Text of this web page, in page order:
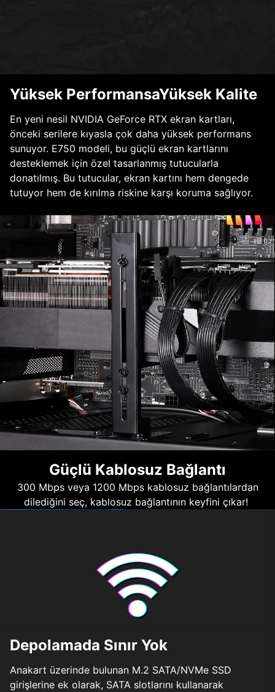
Yüksek PerformansaYüksek Kalite
En yeni nesil NVIDIA GeForce RTX ekran kartları,
önceki serilere kıyasla çok daha yüksek performans
sunuyor. E750 modeli, bu güçlü ekran kartlarını
desteklemek için özel tasarlanmış tutucularla
donatılmış. Bu tutucular, ekran kartını hem dengede
tutuyor hem de kırılma riskine karşı koruma sağlıyor.
Güçlü Kablosuz Bağlantı
300 Mbps veya 1200 Mbps kablosuz bağlantılardan
dilediğini seç, kablosuz bağlantının keyfini çıkar!
Depolamada Sınır Yok
Anakart üzerinde bulunan M.2 SATA/NVMe SSD
girişlerine ek olarak, SATA slotlarını kullanarak